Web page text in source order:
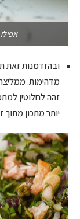
ובהזדמנות זאת
מדהימות.
זהה לחלוטין
יותר מתכון מתוך